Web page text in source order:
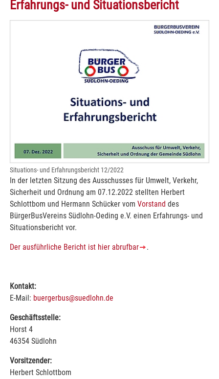
Erfahrungs- und Situationsbericht
Situations- und Erfahrungsbericht 12/2022
In der letzten Sitzung des Ausschusses für Umwelt, Verkehr,
Sicherheit und Ordnung am 07.12.2022 stellten Herbert
Schlottbom und Hermann Schücker vom Vorstand des
BürgerBusVereins Südlohn-Oeding e.V. einen Erfahrungs- und
Situationsbericht vor.
Der ausführliche Bericht ist hier abrufbar .
Kontakt:
E-Mail: buergerbus@suedlohn.de
Geschäftsstelle:
Horst 4
46354 Südlohn
Vorsitzender:
Herbert Schlottbom